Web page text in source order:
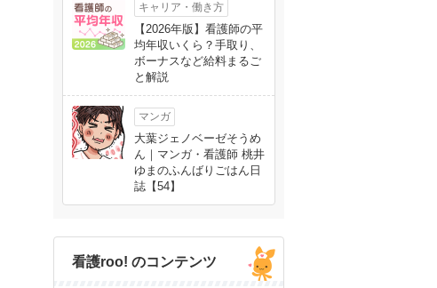
キャリア・働き方
【2026年版】看護師の平
均年収いくら？手取り、
ボーナスなど給料まるご
と解説
マンガ
大葉ジェノベーゼそうめ
ん｜マンガ・看護師 桃井
ゆまのふんばりごはん日
誌【54】
看護roo! のコンテンツ